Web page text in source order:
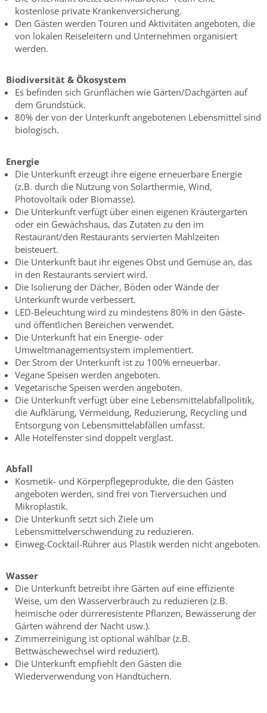
kostenlose private Krankenversicherung.
Den Gästen werden Touren und Aktivitäten angeboten, die
von lokalen Reiseleitern und Unternehmen organisiert
werden.
Biodiversität & Ökosystem
Es befinden sich Grünflächen wie Gärten/Dachgärten auf
dem Grundstück.
80% der von der Unterkunft angebotenen Lebensmittel sind
biologisch.
Energie
Die Unterkunft erzeugt ihre eigene erneuerbare Energie
(z.B. durch die Nutzung von Solarthermie, Wind,
Photovoltaik oder Biomasse).
Die Unterkunft verfügt über einen eigenen Kräutergarten
oder ein Gewächshaus, das Zutaten zu den im
Restaurant/den Restaurants servierten Mahlzeiten
beisteuert.
Die Unterkunft baut ihr eigenes Obst und Gemüse an, das
in den Restaurants serviert wird.
Die Isolierung der Dächer, Böden oder Wände der
Unterkunft wurde verbessert.
LED-Beleuchtung wird zu mindestens 80% in den Gäste-
und öffentlichen Bereichen verwendet.
Die Unterkunft hat ein Energie- oder
Umweltmanagementsystem implementiert.
Der Strom der Unterkunft ist zu 100% erneuerbar.
Vegane Speisen werden angeboten.
Vegetarische Speisen werden angeboten.
Die Unterkunft verfügt über eine Lebensmittelabfallpolitik,
die Aufklärung, Vermeidung, Reduzierung, Recycling und
Entsorgung von Lebensmittelabfällen umfasst.
Alle Hotelfenster sind doppelt verglast.
Abfall
Kosmetik- und Körperpflegeprodukte, die den Gästen
angeboten werden, sind frei von Tierversuchen und
Mikroplastik.
Die Unterkunft setzt sich Ziele um
Lebensmittelverschwendung zu reduzieren.
Einweg-Cocktail-Rührer aus Plastik werden nicht angeboten.
Wasser
Die Unterkunft betreibt ihre Gärten auf eine effiziente
Weise, um den Wasserverbrauch zu reduzieren (z.B.
heimische oder dürreresistente Pflanzen, Bewässerung der
Gärten während der Nacht usw.).
Zimmerreinigung ist optional wählbar (z.B.
Bettwäschewechsel wird reduziert).
Die Unterkunft empfiehlt den Gästen die
Wiederverwendung von Handtüchern.